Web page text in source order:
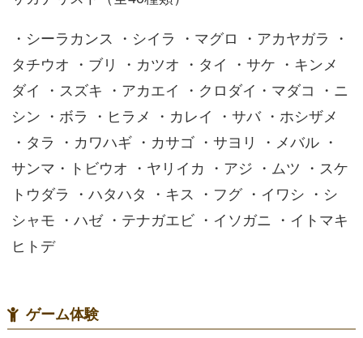
・シーラカンス ・シイラ ・マグロ ・アカヤガラ ・
タチウオ ・ブリ ・カツオ ・タイ ・サケ ・キンメ
ダイ ・スズキ ・アカエイ ・クロダイ・マダコ ・ニ
シン ・ボラ ・ヒラメ ・カレイ ・サバ ・ホシザメ
・タラ ・カワハギ ・カサゴ ・サヨリ ・メバル ・
サンマ・トビウオ ・ヤリイカ ・アジ ・ムツ ・スケ
トウダラ ・ハタハタ ・キス ・フグ ・イワシ ・シ
シャモ ・ハゼ ・テナガエビ ・イソガニ ・イトマキ
ヒトデ
ゲーム体験